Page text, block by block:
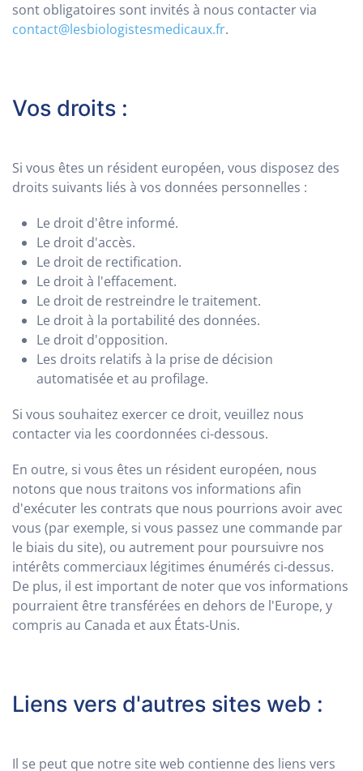
sont obligatoires sont invités à nous contacter via
contact@lesbiologistesmedicaux.fr.
Vos droits :
Si vous êtes un résident européen, vous disposez des
droits suivants liés à vos données personnelles :
Le droit d'être informé.
Le droit d'accès.
Le droit de rectification.
Le droit à l'effacement.
Le droit de restreindre le traitement.
Le droit à la portabilité des données.
Le droit d'opposition.
Les droits relatifs à la prise de décision
automatisée et au profilage.
Si vous souhaitez exercer ce droit, veuillez nous
contacter via les coordonnées ci-dessous.
En outre, si vous êtes un résident européen, nous
notons que nous traitons vos informations afin
d'exécuter les contrats que nous pourrions avoir avec
vous (par exemple, si vous passez une commande par
le biais du site), ou autrement pour poursuivre nos
intérêts commerciaux légitimes énumérés ci-dessus.
De plus, il est important de noter que vos informations
pourraient être transférées en dehors de l'Europe, y
compris au Canada et aux États-Unis.
Liens vers d'autres sites web :
Il se peut que notre site web contienne des liens vers